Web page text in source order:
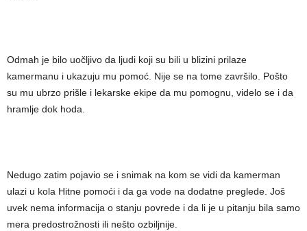
Odmah je bilo uočljivo da ljudi koji su bili u blizini prilaze
kamermanu i ukazuju mu pomoć. Nije se na tome završilo. Pošto
su mu ubrzo prišle i lekarske ekipe da mu pomognu, videlo se i da
hramlje dok hoda.
Nedugo zatim pojavio se i snimak na kom se vidi da kamerman
ulazi u kola Hitne pomoći i da ga vode na dodatne preglede. Još
uvek nema informacija o stanju povrede i da li je u pitanju bila samo
mera predostrožnosti ili nešto ozbiljnije.